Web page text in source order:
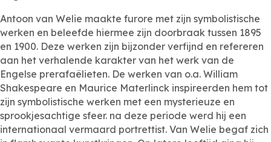
Antoon van Welie maakte furore met zijn symbolistische
werken en beleefde hiermee zijn doorbraak tussen 1895
en 1900. Deze werken zijn bijzonder verfijnd en refereren
aan het verhalende karakter van het werk van de
Engelse prerafaëlieten. De werken van o.a. William
Shakespeare en Maurice Materlinck inspireerden hem tot
zijn symbolistische werken met een mysterieuze en
sprookjesachtige sfeer. na deze periode werd hij een
internationaal vermaard portrettist. Van Welie begaf zich